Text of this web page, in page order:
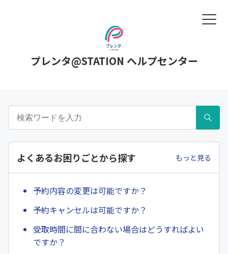
プレンタ@STATION ヘルプセンター
よくあるお困りごとから探す もっと見る
予約内容の変更は可能ですか？
予約キャンセルは可能ですか？
受取時間に間に合わない場合はどうすればよい
ですか？